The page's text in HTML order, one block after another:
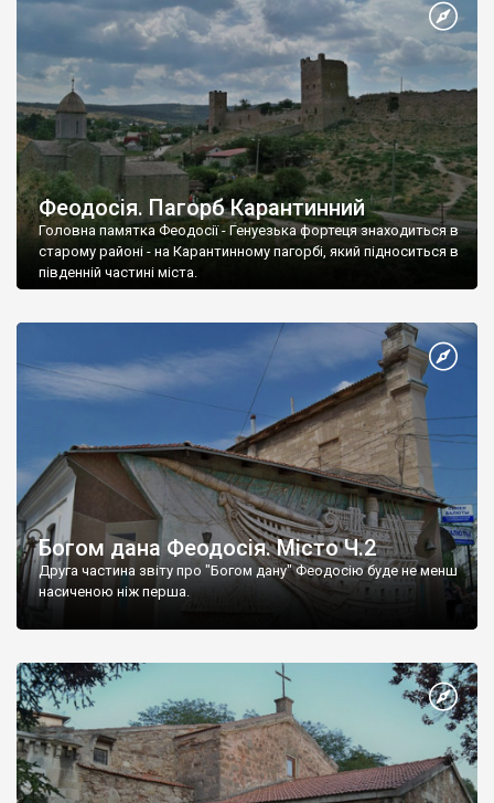
Феодосія. Пагорб Карантинний
Головна памятка Феодосії - Генуезька фортеця знаходиться в
старому районі - на Карантинному пагорбі, який підноситься в
південній частині міста.
Богом дана Феодосія. Місто Ч.2
Друга частина звіту про "Богом дану" Феодосію буде не менш
насиченою ніж перша.